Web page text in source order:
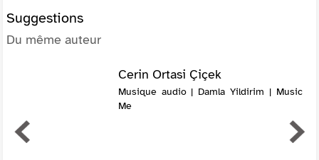
Suggestions
Du même auteur
Cerin Ortasi Çiçek
Musique audio | Damla Yildirim | Music
Me